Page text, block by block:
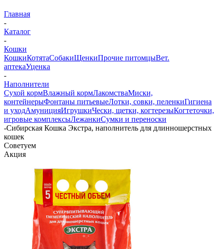
Главная
-
Каталог
-
Кошки
КошкиКотятаСобакиЩенкиПрочие питомцыВет.
аптекаУценка
-
Наполнители
Сухой кормВлажный кормЛакомстваМиски,
контейнерыФонтаны питьевыеЛотки, совки, пеленкиГигиена
и уходАмуницияИгрушкиЧески, щетки, когтерезыКогтеточки,
игровые комплексыЛежанкиСумки и переноски
-Сибирская Кошка Экстра, наполнитель для длинношерстных
кошек
Советуем
Акция